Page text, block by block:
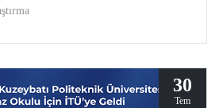
Systems: Revolutionizing Energy
30
Tem